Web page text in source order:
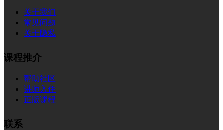
关于我们
常见问题
关于隐私
课程推介
帮助社区
讲师入住
正版课程
联系